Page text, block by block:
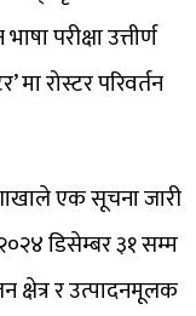
परीक्षा उत्तीर्ण
मा रोस्टर परिवर्तन
एक सूचना जारी
डिसेम्बर ३१ सम्म
र उत्पादनमूलक